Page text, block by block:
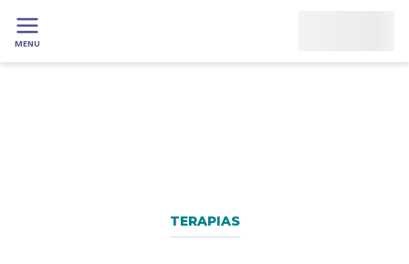
MENU
TERAPIAS